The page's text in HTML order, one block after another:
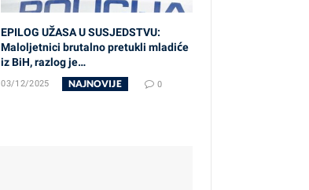
EPILOG UŽASA U SUSJEDSTVU:
Maloljetnici brutalno pretukli mladiće
iz BiH, razlog je…
03/12/2025 NAJNOVIJE 0